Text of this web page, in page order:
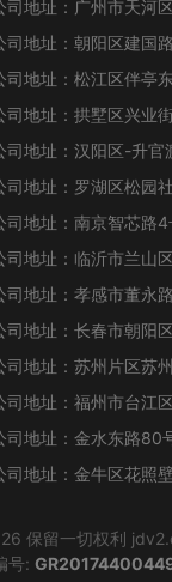
司地址：广州市天河
司地址：朝阳区建国
司地址：松江区伴亭
司地址：拱墅区兴业
司地址：汉阳区-升官
司地址：罗湖区松园
司地址：南京智芯路
司地址：临沂市兰山
司地址：孝感市董永
司地址：长春市朝阳
司地址：苏州片区苏
司地址：福州市台江
司地址：金水东路80
司地址：金牛区花照
保留一切权利
号: